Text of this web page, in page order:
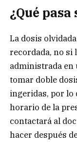
¿Qué
La dosis
recordada, no si
administrada en
tomar doble
ingeridas, por lo
horario de la
contactará al
hacer después